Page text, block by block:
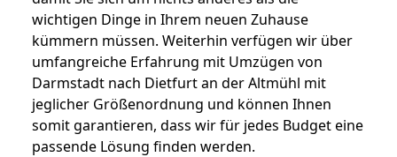
wichtigen Dinge in Ihrem neuen Zuhause
kümmern müssen. Weiterhin verfügen wir über
umfangreiche Erfahrung mit Umzügen von
Darmstadt nach Dietfurt an der Altmühl mit
jeglicher Größenordnung und können Ihnen
somit garantieren, dass wir für jedes Budget eine
passende Lösung finden werden.